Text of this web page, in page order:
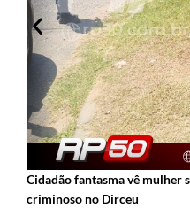
Cidadão fantasma vê mulher
criminoso no Dirceu